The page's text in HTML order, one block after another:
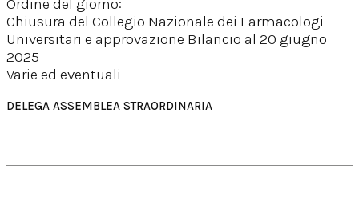
Ordine del giorno:
Chiusura del Collegio Nazionale dei Farmacologi
Universitari e approvazione Bilancio al 20 giugno
2025
Varie ed eventuali
DELEGA ASSEMBLEA STRAORDINARIA